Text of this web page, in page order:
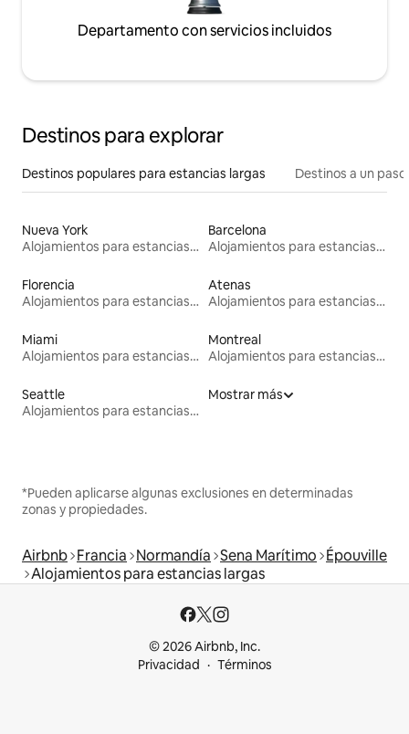
Departamento con servicios incluidos
Destinos para explorar
Destinos populares para estancias largas Destinos a un
Nueva York
Alojamientos para estancias largas
Barcelona
Alojamientos para estancias largas
Florencia
Alojamientos para estancias largas
Atenas
Alojamientos para estancias largas
Miami
Alojamientos para estancias largas
Montreal
Alojamientos para estancias largas
Seattle
Alojamientos para estancias largas
Mostrar más
*Pueden aplicarse algunas exclusiones en determinadas
zonas y propiedades.
Airbnb Francia Normandía Sena Marítimo Épouville
Alojamientos para estancias largas
© 2026 Airbnb, Inc.
Privacidad
Términos